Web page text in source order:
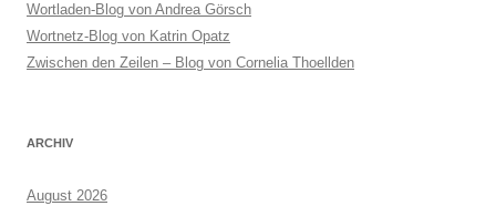
Wortladen-Blog von Andrea Görsch
Wortnetz-Blog von Katrin Opatz
Zwischen den Zeilen – Blog von Cornelia Thoellden
ARCHIV
August 2026